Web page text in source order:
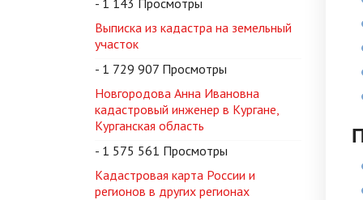
- 1 143 Просмотры
Выписка из кадастра на земельный
участок
- 1 729 907 Просмотры
Новгородова Анна Ивановна
кадастровый инженер в Кургане,
Курганская область
- 1 575 561 Просмотры
Кадастровая карта России и
регионов в других регионах